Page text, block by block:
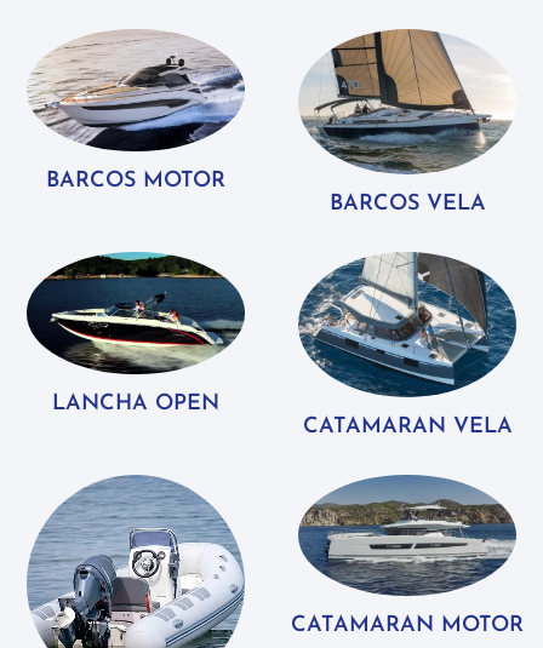
BARCOS MOTOR
BARCOS VELA
LANCHA OPEN
CATAMARAN VELA
CATAMARAN MOTOR